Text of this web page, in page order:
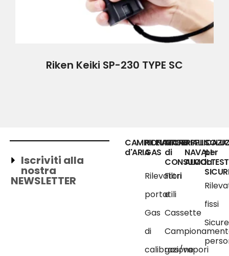
Riken Keiki SP-230 TYPE SC
Iscriviti alla
nostra
NEWSLETTER
CAMPIONATORE
d'ARIA
RILEVATORI
GAS
Rilevatori
portatili
Gas
di
calibrazione
MATERIALI
di
CONSUMO
Filtri
e
Cassette
gas/vapori
NAVALI
ALCOLTEST
per
la
fissi